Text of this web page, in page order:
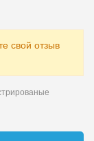
свой отзыв